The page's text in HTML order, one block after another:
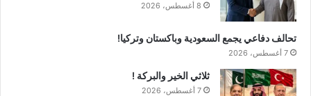
8 أغسطس، 2026
تحالف دفاعي يجمع السعودية وباكستان وتركيا!
7 أغسطس، 2026
ثلاثي الخير والبركة !
7 أغسطس، 2026